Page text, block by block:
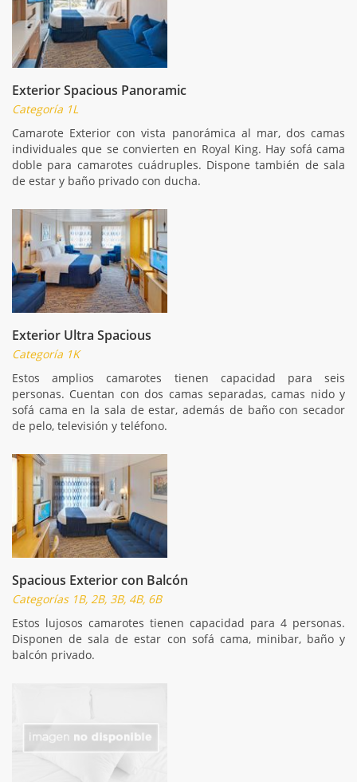
Exterior Spacious Panoramic
Categoría 1L
Camarote Exterior con vista panorámica al mar, dos camas
individuales que se convierten en Royal King. Hay sofá cama
doble para camarotes cuádruples. Dispone también de sala
de estar y baño privado con ducha.
Exterior Ultra Spacious
Categoría 1K
Estos amplios camarotes tienen capacidad para seis
personas. Cuentan con dos camas separadas, camas nido y
sofá cama en la sala de estar, además de baño con secador
de pelo, televisión y teléfono.
Spacious Exterior con Balcón
Categorías 1B, 2B, 3B, 4B, 6B
Estos lujosos camarotes tienen capacidad para 4 personas.
Disponen de sala de estar con sofá cama, minibar, baño y
balcón privado.